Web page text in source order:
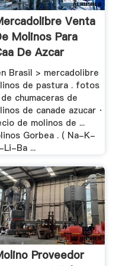
Venta
Molinos Para
De Azcar
Brasil > mercadolibre
de pastura . fotos
chumaceras de
de canade azucar ·
de molinos de ...
Gorbea . ( Na-K-
Li-Ba ...
Proveedor